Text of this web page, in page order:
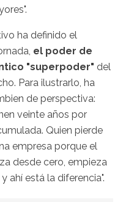
ha definido el
el poder de
"superpoder" del
Para ilustrarlo, ha
de perspectiva:
veinte años por
Quien pierde
empresa porque el
desde cero, empieza
ahí está la diferencia".